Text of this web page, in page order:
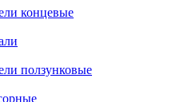
концевые
ползунковые